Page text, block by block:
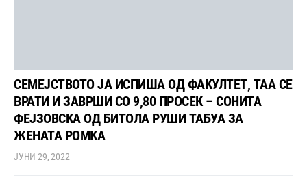
СЕМЕЈСТВОТО ЈА ИСПИША ОД ФАКУЛТЕТ, ТАА СЕ
ВРАТИ И ЗАВРШИ СО 9,80 ПРОСЕК – СОНИТА
ФЕЈЗОВСКА ОД БИТОЛА РУШИ ТАБУА ЗА
ЖЕНАТА РОМКА
ЈУНИ 29, 2022